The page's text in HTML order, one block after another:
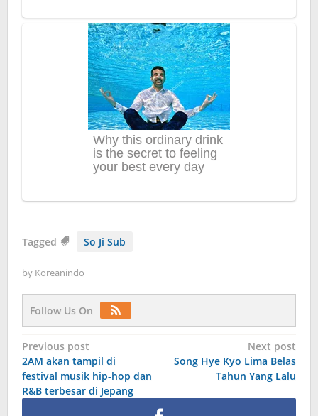
Tagged So Ji Sub
by Koreanindo
Follow Us On
Post
navigation
Previous post
2AM akan tampil di
festival musik hip-hop dan
R&B terbesar di Jepang
Next post
Song Hye Kyo Lima Belas
Tahun Yang Lalu